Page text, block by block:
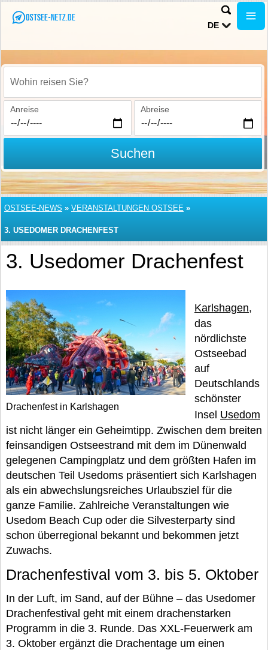
DE
Wohin reisen Sie?
Anreise Abreise
Suchen
OSTSEE-NEWS » VERANSTALTUNGEN OSTSEE »
3. USEDOMER DRACHENFEST
3. Usedomer Drachenfest
Drachenfest in Karlshagen
Karlshagen,
das
nördlichste
Ostseebad
auf
Deutschlands
schönster
Insel Usedom
ist nicht länger ein Geheimtipp. Zwischen dem breiten
feinsandigen Ostseestrand mit dem im Dünenwald
gelegenen Campingplatz und dem größten Hafen im
deutschen Teil Usedoms präsentiert sich Karlshagen
als ein abwechslungsreiches Urlaubsziel für die
ganze Familie. Zahlreiche Veranstaltungen wie
Usedom Beach Cup oder die Silvesterparty sind
schon überregional bekannt und bekommen jetzt
Zuwachs.
Drachenfestival vom 3. bis 5. Oktober
In der Luft, im Sand, auf der Bühne – das Usedomer
Drachenfestival geht mit einem drachenstarken
Programm in die 3. Runde. Das XXL-Feuerwerk am
3. Oktober ergänzt die Drachentage um einen